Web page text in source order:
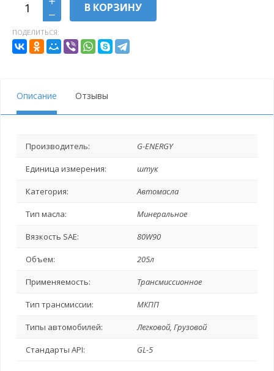
В КОРЗИНУ
ПОДЕЛИТЬСЯ:
Описание Отзывы
Производитель: G-ENERGY
Единица измерения: штук
Категория: Автомасла
Тип масла: Минеральное
Вязкость SAE: 80W90
Объем: 205л
Применяемость: Трансмиссионное
Тип трансмиссии: МКПП
Типы автомобилей: Легковой, Грузовой
Стандарты API: GL-5